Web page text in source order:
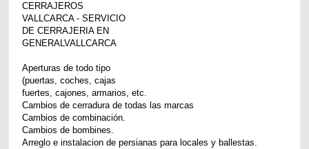
CERRAJEROS
VALLCARCA - SERVICIO
DE CERRAJERIA EN
GENERALVALLCARCA
Aperturas de todo tipo
(puertas, coches, cajas
fuertes, cajones, armarios, etc.
Cambios de cerradura de todas las marcas
Cambios de combinación.
Cambios de bombines.
Arreglo e instalacion de persianas para locales y ballestas.